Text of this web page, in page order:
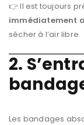
👉 Il est toujours
immédiatement
sécher à l’air libre.
2.
Les bandages